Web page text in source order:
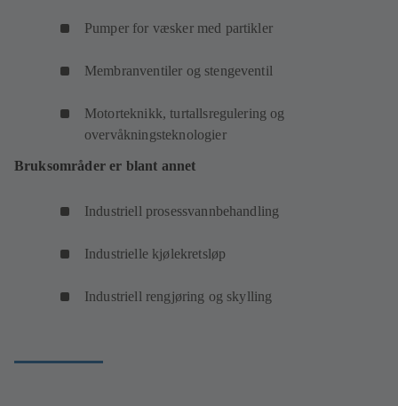
Pumper for væsker med partikler
Membranventiler og stengeventil
Motorteknikk, turtallsregulering og
overvåkningsteknologier
Bruksområder er blant annet
Industriell prosessvannbehandling
Industrielle kjølekretsløp
Industriell rengjøring og skylling